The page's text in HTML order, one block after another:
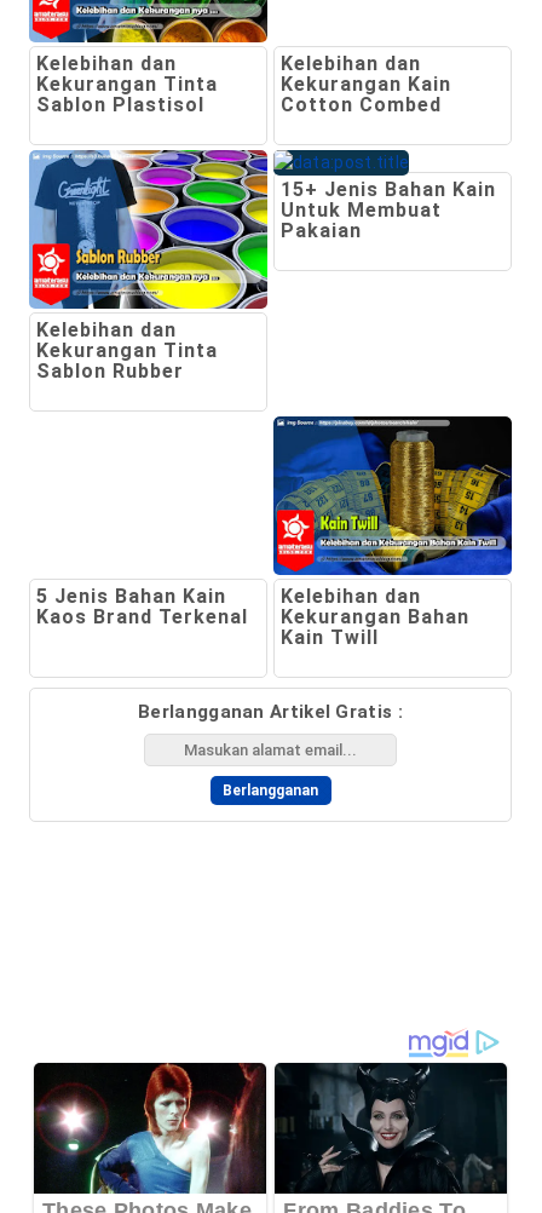
Kelebihan dan
Kekurangan Tinta
Sablon Plastisol
Kelebihan dan
Kekurangan Kain
Cotton Combed
Kelebihan dan
Kekurangan Tinta
Sablon Rubber
15+ Jenis Bahan Kain
Untuk Membuat
Pakaian
5 Jenis Bahan Kain
Kaos Brand Terkenal
Kelebihan dan
Kekurangan Bahan
Kain Twill
Berlangganan Artikel Gratis :